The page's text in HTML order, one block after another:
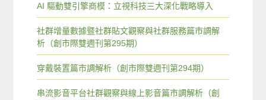
AI 驅動雙引擎商模：立視科技三大深化戰略導入
社群增量數據暨社群貼文觀察與社群服務篇市調解
析（創市際雙週刊第295期）
穿戴裝置篇市調解析（創市際雙週刊第294期）
串流影音平台社群觀察與線上影音篇市調解析（創